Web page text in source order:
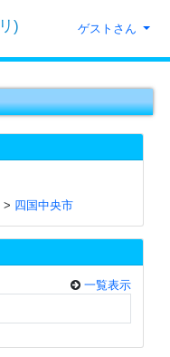
) ゲストさん
> 四国中央市
一覧表示